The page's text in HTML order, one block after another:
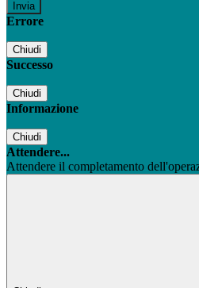
Errore
Chiudi
Successo
Chiudi
Informazione
Chiudi
Attendere...
Attendere il completamento